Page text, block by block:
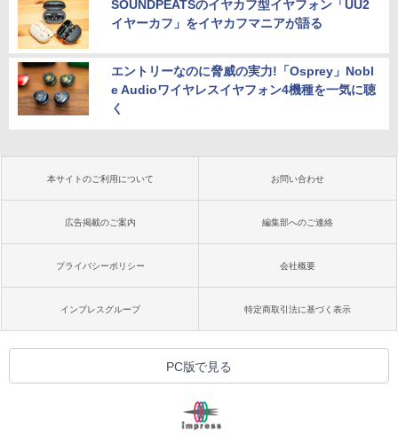
SOUNDPEATSのイヤカフ型イヤフォン「UU2
イヤーカフ」をイヤカフマニアが語る
エントリーなのに脅威の実力!「Osprey」Nobl
e Audioワイヤレスイヤフォン4機種を一気に聴
く
本サイトのご利用について お問い合わせ
広告掲載のご案内 編集部へのご連絡
プライバシーポリシー 会社概要
インプレスグループ 特定商取引法に基づく表示
PC版で見る